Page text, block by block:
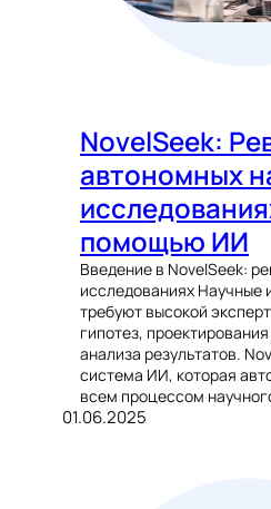
NovelSeek:
автономных
помощью ИИ
Введение в NovelSeek:
исследованиях Научные
требуют высокой
гипотез,
анализа результатов.
система ИИ, которая
всем процессом
01.06.2025